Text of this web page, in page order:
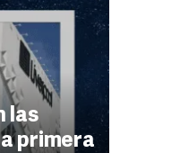
las
primera